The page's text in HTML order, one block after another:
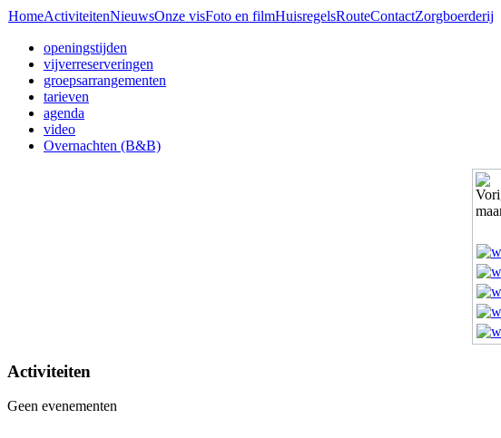
HomeActiviteitenNieuwsOnze visFoto en filmHuisregelsRouteContactZorgboerderij
openingstijden
vijverreserveringen
groepsarrangementen
tarieven
agenda
video
Overnachten (B&B)
Activiteiten
Geen evenementen